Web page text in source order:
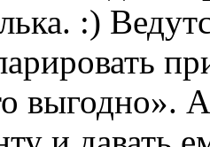
:)
выгодно».